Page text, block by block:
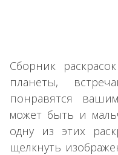
Сборник
планеты,
понравятся
может быть и
одну из этих
щелкнуть